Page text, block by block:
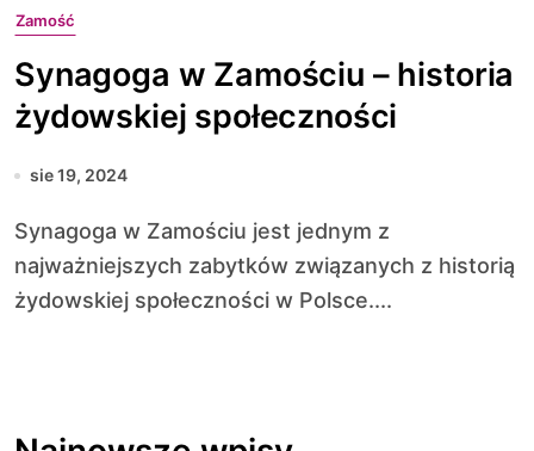
Zamość
Synagoga w Zamościu – historia
żydowskiej społeczności
sie 19, 2024
Synagoga w Zamościu jest jednym z
najważniejszych zabytków związanych z historią
żydowskiej społeczności w Polsce....